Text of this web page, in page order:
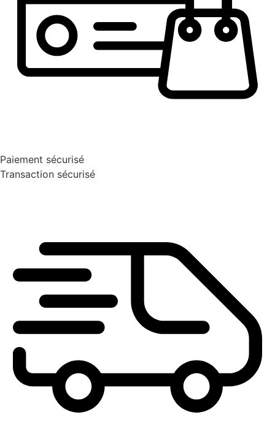
Paiement sécurisé
Transaction sécurisé